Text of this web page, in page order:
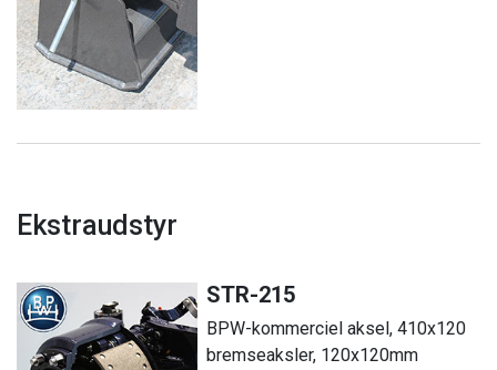
Ekstraudstyr
STR-215
BPW-kommerciel aksel, 410x120
bremseaksler, 120x120mm